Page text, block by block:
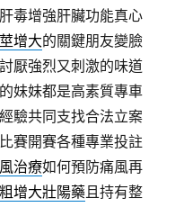
毒增強肝臟功能真心
增大的關鍵朋友變臉
討厭強烈又刺激的味道
的妹妹都是高素質專車
驗共同支找合法立案
比賽開賽各種專業投註
治療如何預防痛風再
增大壯陽藥且持有整